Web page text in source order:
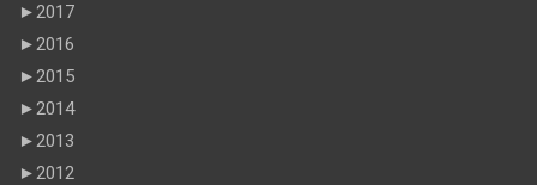
►2017
►2016
►2015
►2014
►2013
►2012